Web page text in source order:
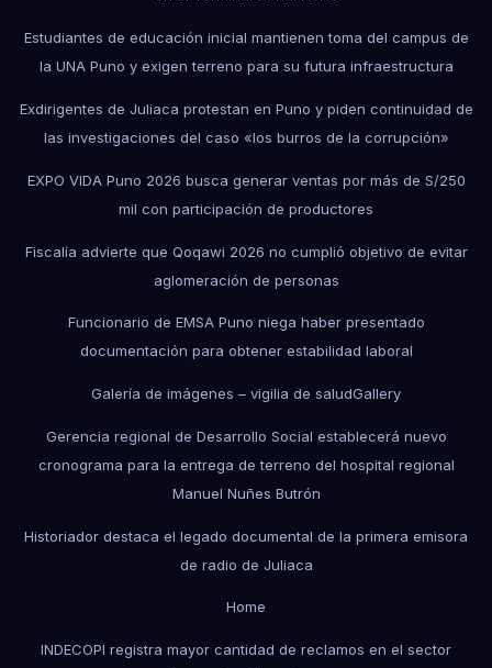
Estudiantes de educación inicial mantienen toma del campus de
la UNA Puno y exigen terreno para su futura infraestructura
Exdirigentes de Juliaca protestan en Puno y piden continuidad de
las investigaciones del caso «los burros de la corrupción»
EXPO VIDA Puno 2026 busca generar ventas por más de S/250
mil con participación de productores
Fiscalía advierte que Qoqawi 2026 no cumplió objetivo de evitar
aglomeración de personas
Funcionario de EMSA Puno niega haber presentado
documentación para obtener estabilidad laboral
Galería de imágenes – vigilia de saludGallery
Gerencia regional de Desarrollo Social establecerá nuevo
cronograma para la entrega de terreno del hospital regional
Manuel Nuñes Butrón
Historiador destaca el legado documental de la primera emisora
de radio de Juliaca
Home
INDECOPI registra mayor cantidad de reclamos en el sector